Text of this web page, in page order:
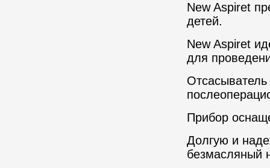
New Aspiret
детей.
New Aspiret
для
Прибор
Долгую и
безмасляный